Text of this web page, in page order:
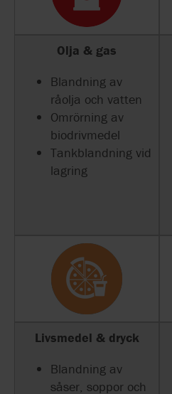
Olja & gas
Blandning av
råolja och vatten
Omrörning av
biodrivmedel
Tankblandning vid
lagring
Livsmedel & dryck
Blandning av
såser, soppor och